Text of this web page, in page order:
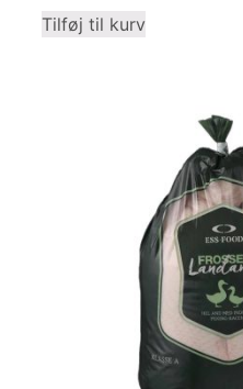
Tilføj til kurv